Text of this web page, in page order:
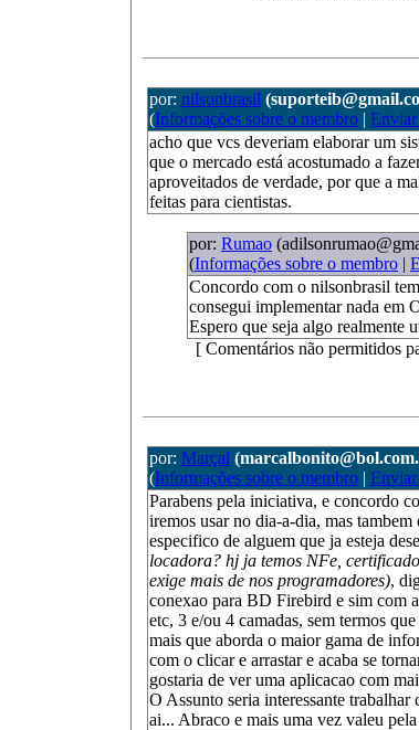
por: nilsonbrasil
(Informações sobre o membro| Enviar
acho que vcs deveriam elaborar um
que o mercado está acostumado a
aproveitados de verdade, por que a
feitas para cientistas.
por: Rumao
(Informações sobre o membro |
Concordo com o nilsonbrasil
consegui implementar nada em
Espero que seja algo realmente
[ Comentários não permitidos
por: Marçal
(Informações sobre o membro| Enviar
Parabens pela iniciativa, e concordo
iremos usar no dia-a-dia, mas
especifico de alguem que ja esteja
locadora? hj ja temos NFe,
exige mais de nos programadores),
conexao para BD Firebird e sim com
etc, 3 e/ou 4 camadas, sem termos
mais que aborda o maior gama de
com o clicar e arrastar e acaba se
gostaria de ver uma aplicacao com
O Assunto seria interessante
ai... Abraco e mais uma vez valeu